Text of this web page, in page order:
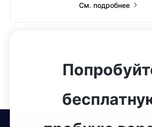
См. подробнее